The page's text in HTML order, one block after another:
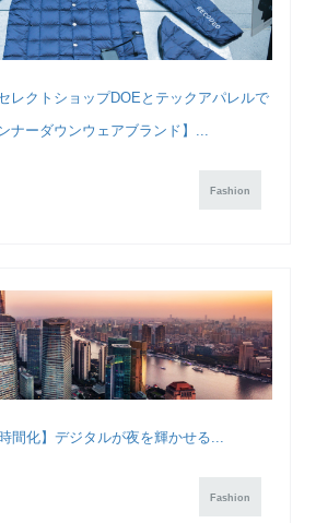
レクトショップDOEとテックアパレルで
ナーダウンウェアブランド】...
Fashion
間化】デジタルが夜を輝かせる...
Fashion